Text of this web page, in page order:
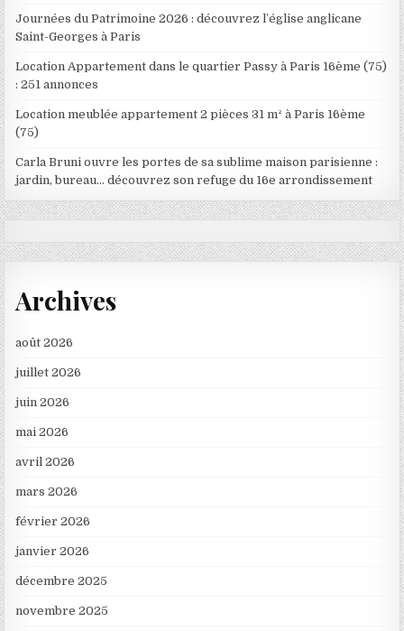
Journées du Patrimoine 2026 : découvrez l’église anglicane
Saint-Georges à Paris
Location Appartement dans le quartier Passy à Paris 16ème (75)
: 251 annonces
Location meublée appartement 2 pièces 31 m² à Paris 16ème
(75)
Carla Bruni ouvre les portes de sa sublime maison parisienne :
jardin, bureau… découvrez son refuge du 16e arrondissement
Archives
août 2026
juillet 2026
juin 2026
mai 2026
avril 2026
mars 2026
février 2026
janvier 2026
décembre 2025
novembre 2025